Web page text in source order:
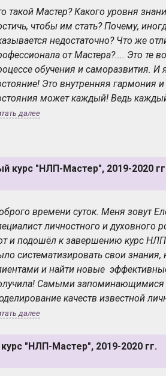
многое другое уже в копилке!
рада, что Центр НЛП-Краснодар дал
развиваться, узнавать,
проект.
такой Мастер? Какого уровня
чтобы им стать? Почему,
недостаточно? Что же
от Мастера?.... Это те
обучения и саморазвития. И
Это внутренняя гармония и
может каждый! Ведь
то своей сфере! Но, к
"багажа"! Это
недостаточно, можно
которые вдохновляют и
расширяет горизонты и
далее
курс "НЛП-Мастер", 2019-2020
времени суток. Меня зовут
личностного и духовного
и подошёл к завершению курс
систематизировать свои
и найти новые
Самыми запоминающимися
качеств известной
руководителю
далее
"НЛП-Мастер", 2019-2020 гг.